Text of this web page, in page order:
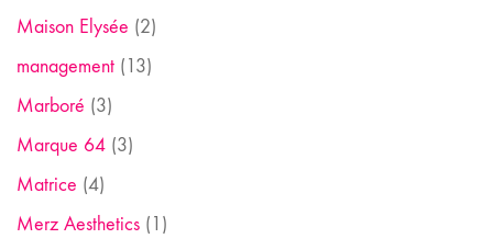
Maison Elysée (2)
management (13)
Marboré (3)
Marque 64 (3)
Matrice (4)
Merz Aesthetics (1)